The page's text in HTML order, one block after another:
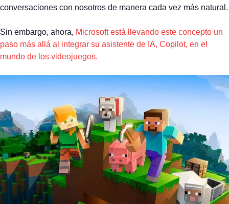
conversaciones con nosotros de manera cada vez más natural.
Sin embargo, ahora, Microsoft está llevando este concepto un
paso más allá al integrar su asistente de IA, Copilot, en el
mundo de los videojuegos.